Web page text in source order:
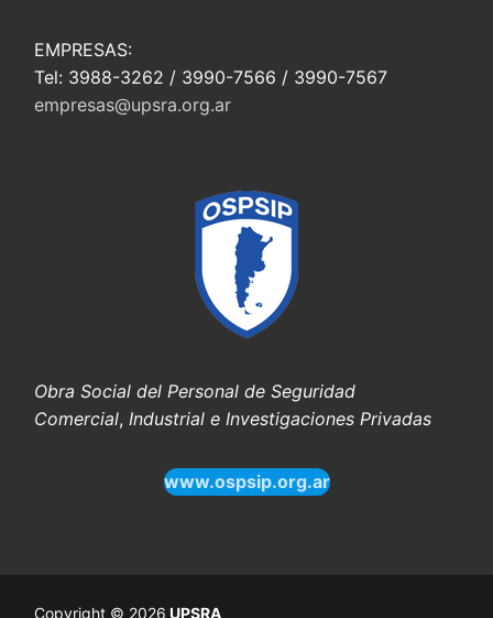
EMPRESAS:
Tel: 3988-3262 / 3990-7566 / 3990-7567
empresas@upsra.org.ar
Obra Social del Personal de Seguridad
Comercial, Industrial e Investigaciones Privadas
www.ospsip.org.ar
Copyright © 2026 UPSRA